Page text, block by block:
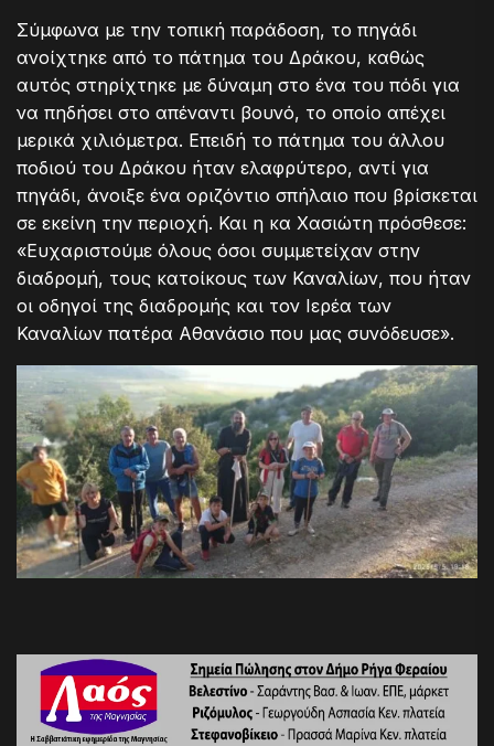
Σύμφωνα με την τοπική παράδοση, το πηγάδι
ανοίχτηκε από το πάτημα του Δράκου, καθώς
αυτός στηρίχτηκε με δύναμη στο ένα του πόδι για
να πηδήσει στο απέναντι βουνό, το οποίο απέχει
μερικά χιλιόμετρα. Επειδή το πάτημα του άλλου
ποδιού του Δράκου ήταν ελαφρύτερο, αντί για
πηγάδι, άνοιξε ένα οριζόντιο σπήλαιο που βρίσκεται
σε εκείνη την περιοχή. Και η κα Χασιώτη πρόσθεσε:
«Ευχαριστούμε όλους όσοι συμμετείχαν στην
διαδρομή, τους κατοίκους των Καναλίων, που ήταν
οι οδηγοί της διαδρομής και τον Ιερέα των
Καναλίων πατέρα Αθανάσιο που μας συνόδευσε».